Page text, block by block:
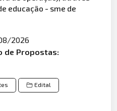
educação - sme de
2026
de Propostas:
Edital